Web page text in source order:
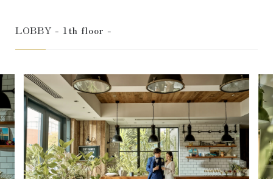
LOBBY - 1th floor -